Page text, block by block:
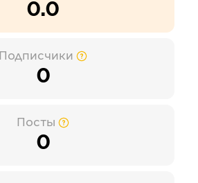
0.0
Подписчики
0
Посты
0